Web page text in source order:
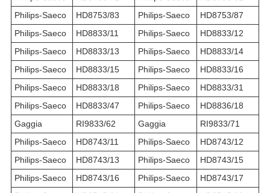
Philips-Saeco
HD8753/83 Philips-Saeco
HD8753/87
Philips-Saeco
HD8833/11 Philips-Saeco
HD8833/12
Philips-Saeco
HD8833/13 Philips-Saeco
HD8833/14
Philips-Saeco
HD8833/15 Philips-Saeco
HD8833/16
Philips-Saeco
HD8833/18 Philips-Saeco
HD8833/31
Philips-Saeco
HD8833/47 Philips-Saeco
HD8836/18
Gaggia
RI9833/62 Gaggia
RI9833/71
Philips-Saeco
HD8743/11 Philips-Saeco
HD8743/12
Philips-Saeco
HD8743/13 Philips-Saeco
HD8743/15
Philips-Saeco
HD8743/16 Philips-Saeco
HD8743/17